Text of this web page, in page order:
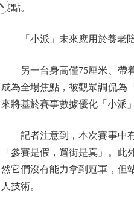
笑點。
「小派」未來應用於養老
另一台身高僅75厘米、帶着
成為全場焦點，被觀眾調侃為
來將基於賽事數據優化「小派
記者注意到，本次賽事中有
「參賽是假，遛街是真」。
然它們沒有能力拿到冠軍，但
人技術。